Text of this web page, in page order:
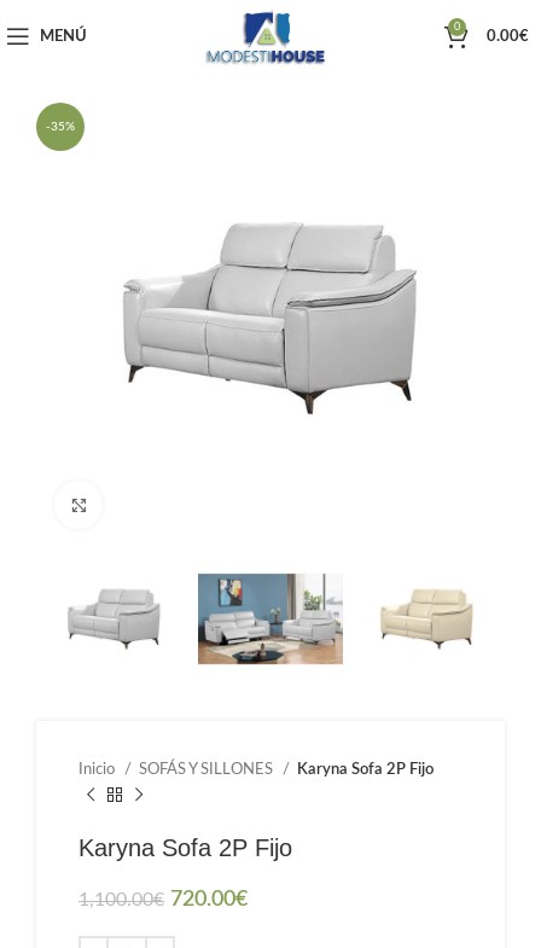
MENÚ
0
0.00€
-35%
Inicio SOFÁS Y SILLONES Karyna Sofa 2P Fijo
Karyna Sofa 2P Fijo
1,100.00€ 720.00€